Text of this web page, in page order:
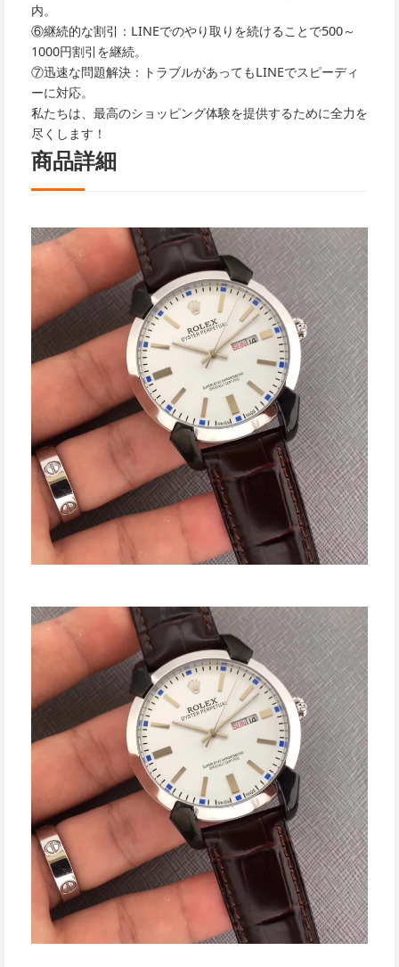
内。
⑥継続的な割引：LINEでのやり取りを続けることで500～
1000円割引を継続。
⑦迅速な問題解決：トラブルがあってもLINEでスピーディ
ーに対応。
私たちは、最高のショッピング体験を提供するために全力を
尽くします！
商品詳細